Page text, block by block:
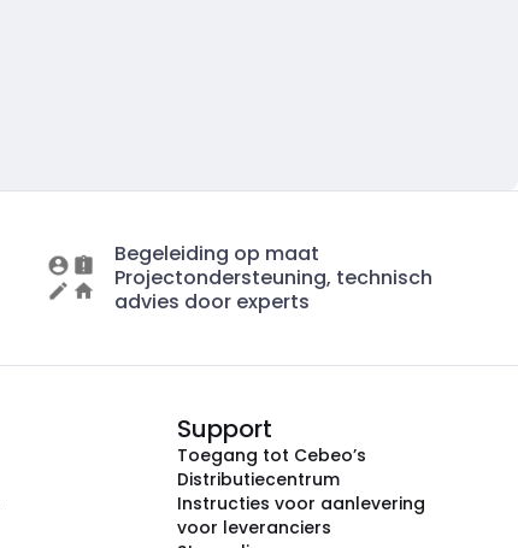
Begeleiding op maat
Projectondersteuning, technisch
advies door experts
Support
Toegang tot Cebeo’s
Distributiecentrum
Instructies voor aanlevering
voor leveranciers